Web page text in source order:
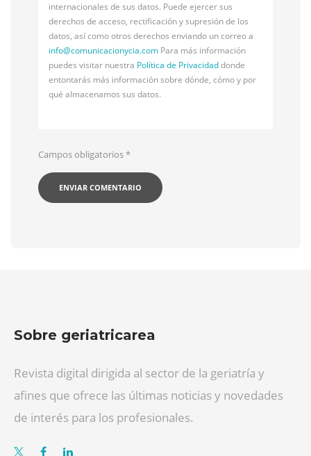
internacionales de sus datos. Puede ejercer sus
derechos de acceso, rectificación y supresión de los
datos, así como otros derechos enviando un correo a
info@comunicacionycia.com Para más información
puedes visitar nuestra Política de Privacidaddonde
entontarás más información sobre dónde, cómo y por
qué almacenamos sus datos.
Campos obligatorios*
Sobre geriatricarea
Revista digital dirigida al sector de la geriatría y
afines que ofrece las últimas noticias y novedades
de interés para los profesionales.